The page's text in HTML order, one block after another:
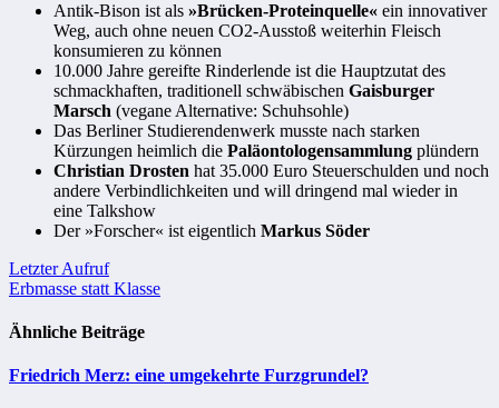
Antik-Bison ist als »Brücken-Proteinquelle« ein innovativer
Weg, auch ohne neuen CO2-Ausstoß weiterhin Fleisch
konsumieren zu können
10.000 Jahre gereifte Rinderlende ist die Hauptzutat des
schmackhaften, traditionell schwäbischen Gaisburger
Marsch (vegane Alternative: Schuhsohle)
Das Berliner Studierendenwerk musste nach starken
Kürzungen heimlich die Paläontologensammlung plündern
Christian Drosten hat 35.000 Euro Steuerschulden und noch
andere Verbindlichkeiten und will dringend mal wieder in
eine Talkshow
Der »Forscher« ist eigentlich Markus Söder
Beitragsnavigation
Letzter Aufruf
Erbmasse statt Klasse
Ähnliche Beiträge
Friedrich Merz: eine umgekehrte Furzgrundel?